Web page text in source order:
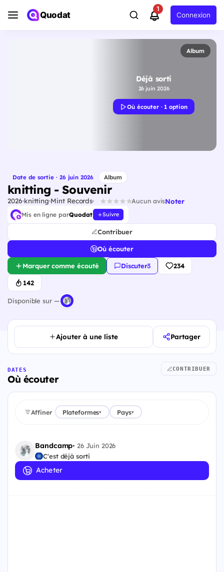
Quodat
1
Connexion
Album
Déjà sorti
26 juin 2026
Où écouter · 1 option
Date de sortie · 26 juin 2026 Album
knitting - Souvenir
2026 knitting Mint Records Aucun avisNoter
Mis en ligne parQuodat Suivre
Contribuer
Où écouter
Marquer comme écouté Discuter·3 234
142
Disponible sur —
Ajouter à une liste Partager
DATES
Où écouter
CONTRIBUER
Affiner Plateformes▾ Pays▾
Bandcamp• 26 Juin 2026
C'est déjà sorti
Acheter